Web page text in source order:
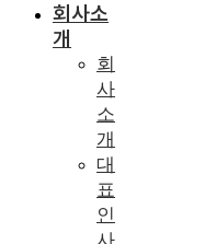
회사소
개
회
사
소
개
대
표
인